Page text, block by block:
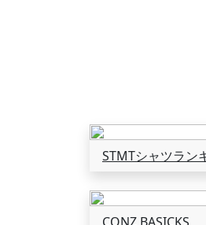
STMTシャツラン